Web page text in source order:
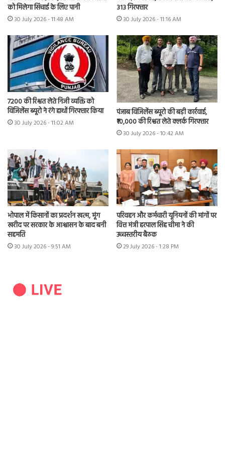
को मिलेगा सिंचाई के लिए पानी
30 July 2026 - 11:48 AM
313 गिरफ्तार
30 July 2026 - 11:16 AM
7200 की रिश्वत लेते निजी व्यक्ति को
विजिलेंस ब्यूरो ने रंगे हाथों गिरफ्तार किया
30 July 2026 - 11:02 AM
पंजाब विजिलेंस ब्यूरो की बड़ी कार्रवाई,
₹10,000 की रिश्वत लेते क्लर्क गिरफ्तार
30 July 2026 - 10:42 AM
भोपाल में किसानों का प्रदर्शन खत्म, मूंग
खरीद पर सरकार के आश्वासन के बाद बनी
सहमति
30 July 2026 - 9:51 AM
परिवहन और कर्मचारी यूनियनों की मांगों पर
वित्त मंत्री हरपाल सिंह चीमा ने की
उच्चस्तरीय बैठक
29 July 2026 - 1:28 PM